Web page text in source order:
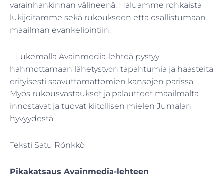
varainhankinnan välineenä. Haluamme rohkaista
lukijoitamme sekä rukoukseen että osallistumaan
maailman evankeliointiin.
– Lukemalla Avainmedia-lehteä pystyy
hahmottamaan lähetystyön tapahtumia ja haasteita
erityisesti saavuttamattomien kansojen parissa.
Myös rukousvastaukset ja palautteet maailmalta
innostavat ja tuovat kiitollisen mielen Jumalan
hyvyydestä.
Teksti Satu Rönkkö
Pikakatsaus Avainmedia-lehteen